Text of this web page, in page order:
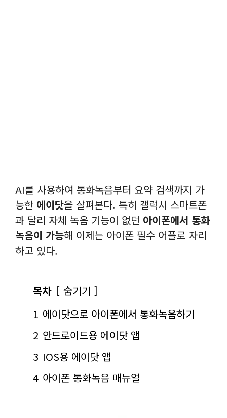
AI를 사용하여 통화녹음부터 요약 검색까지 가
능한 에이닷을 살펴본다. 특히 갤럭시 스마트폰
과 달리 자체 녹음 기능이 없던 아이폰에서 통화
녹음이 가능해 이제는 아이폰 필수 어플로 자리
하고 있다.
목차
숨기기
1 에이닷으로 아이폰에서 통화녹음하기
2 안드로이드용 에이닷 앱
3 IOS용 에이닷 앱
4 아이폰 통화녹음 매뉴얼